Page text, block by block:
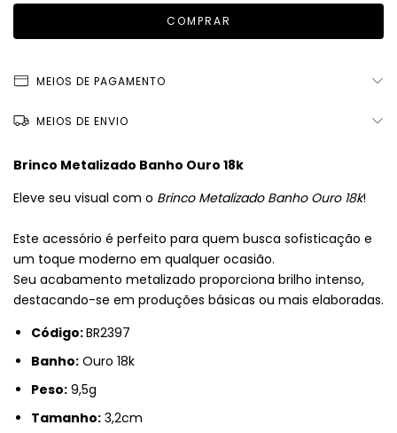
MEIOS DE PAGAMENTO
MEIOS DE ENVIO
Brinco Metalizado Banho Ouro 18k
Eleve seu visual com o Brinco Metalizado Banho Ouro 18k!
Este acessório é perfeito para quem busca sofisticação e
um toque moderno em qualquer ocasião.
Seu acabamento metalizado proporciona brilho intenso,
destacando-se em produções básicas ou mais elaboradas.
Código:BR2397
Banho: Ouro 18k
Peso: 9,5g
Tamanho: 3,2cm